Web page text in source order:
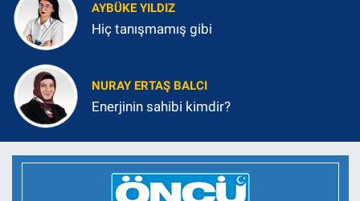
AYBÜKE YILDIZ
Hiç tanışmamış gibi
NURAY ERTAŞ BALCI
Enerjinin sahibi kimdir?